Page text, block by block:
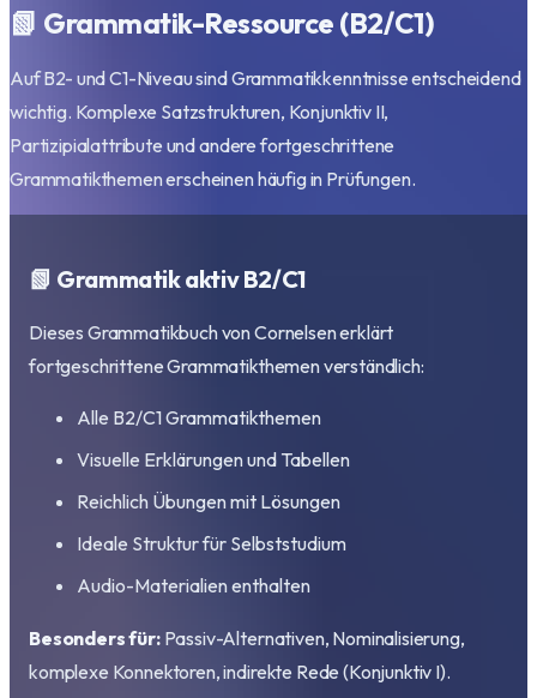
📗 Grammatik-Ressource (B2/C1)
Auf B2- und C1-Niveau sind Grammatikkenntnisse entscheidend
wichtig. Komplexe Satzstrukturen, Konjunktiv II,
Partizipialattribute und andere fortgeschrittene
Grammatikthemen erscheinen häufig in Prüfungen.
📗 Grammatik aktiv B2/C1
Dieses Grammatikbuch von Cornelsen erklärt
fortgeschrittene Grammatikthemen verständlich:
Alle B2/C1 Grammatikthemen
Visuelle Erklärungen und Tabellen
Reichlich Übungen mit Lösungen
Ideale Struktur für Selbststudium
Audio-Materialien enthalten
Besonders für:Passiv-Alternativen, Nominalisierung,
komplexe Konnektoren, indirekte Rede (Konjunktiv I).